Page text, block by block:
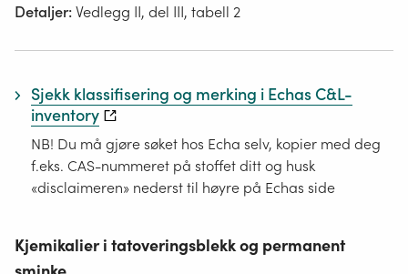
Detaljer:Vedlegg II, del III, tabell 2
Sjekk klassifisering og merking i Echas C&L-
inventory
NB! Du må gjøre søket hos Echa selv, kopier med deg
f.eks. CAS-nummeret på stoffet ditt og husk
«disclaimeren» nederst til høyre på Echas side
Kjemikalier i tatoveringsblekk og permanent